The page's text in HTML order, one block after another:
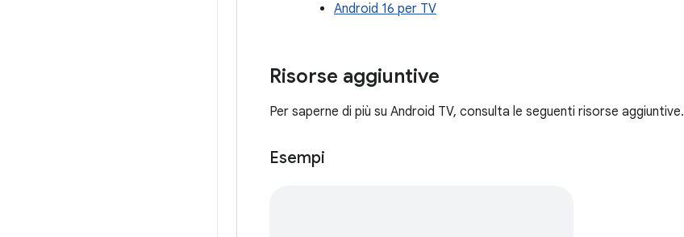
Android 16 per TV
Risorse aggiuntive
Per saperne di più su Android TV, consulta le seguenti risorse aggiuntive.
Esempi